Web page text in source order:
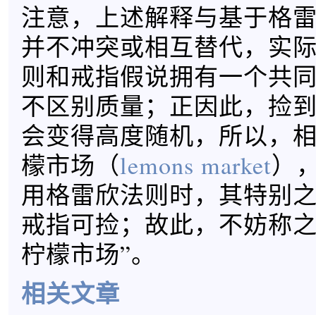
注意，上述解释与基于格
并不冲突或相互替代，实
则和戒指假说拥有一个共
不区别质量；正因此，捡
会变得高度随机，所以，
檬市场（lemons market）
用格雷欣法则时，其特别
戒指可捡；故此，不妨称
柠檬市场”。
相关文章